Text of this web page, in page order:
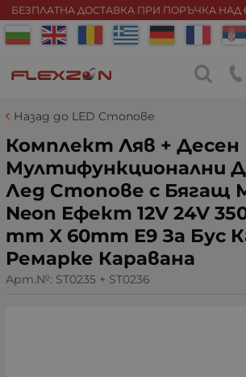
БЕЗПЛАТНА ДОСТАВКА ПРИ ПОРЪЧКА НАД
Назад до LED Стопове
Комплект Ляв + Десен
Мултифункционални
Лед Стопове с Бягащ
Neon Ефект 12V 24V
mm X 60mm E9 За Бус
Ремарке Караванa
Арт.№: ST0235 + ST0236